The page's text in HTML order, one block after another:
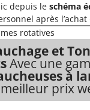
depuis le schéma
après
rotatives
et
Avec une
à
prix